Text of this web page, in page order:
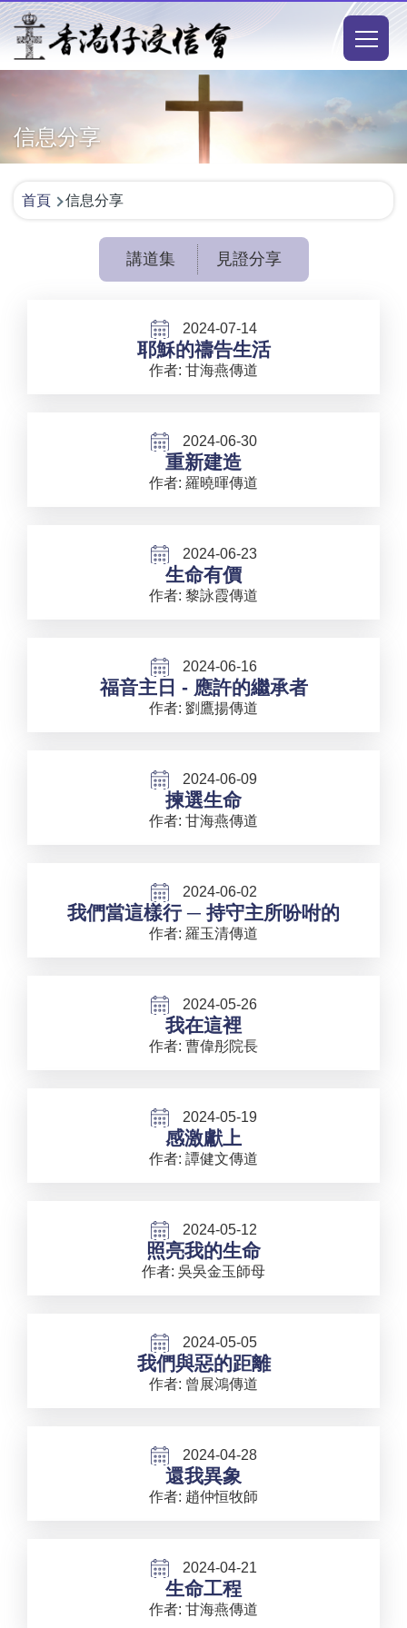
移至主內容
Main
信息分享
導
首頁 信息分享
講道集 見證分享
2024-07-14
耶穌的禱告生活
作者: 甘海燕傳道
2024-06-30
重新建造
作者: 羅曉暉傳道
2024-06-23
生命有價
作者: 黎詠霞傳道
2024-06-16
福音主日 - 應許的繼承者
作者: 劉鷹揚傳道
2024-06-09
揀選生命
作者: 甘海燕傳道
2024-06-02
我們當這樣行 ─ 持守主所吩咐的
作者: 羅玉清傳道
2024-05-26
我在這裡
作者: 曹偉彤院長
2024-05-19
感激獻上
作者: 譚健文傳道
2024-05-12
照亮我的生命
作者: 吳吳金玉師母
2024-05-05
我們與惡的距離
作者: 曾展鴻傳道
2024-04-28
還我異象
作者: 趙仲恒牧師
2024-04-21
生命工程
作者: 甘海燕傳道